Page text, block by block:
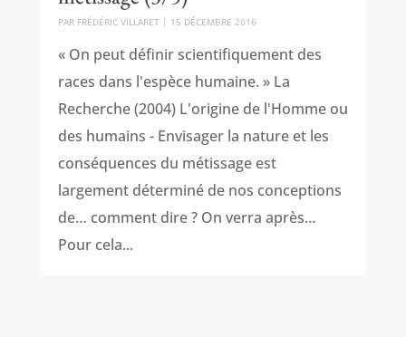
PAR FRÉDÉRIC VILLARET| 15 DÉCEMBRE 2016
« On peut définir scientifiquement des
races dans l'espèce humaine. » La
Recherche (2004) L'origine de l'Homme ou
des humains - Envisager la nature et les
conséquences du métissage est
largement déterminé de nos conceptions
de… comment dire ? On verra après…
Pour cela...